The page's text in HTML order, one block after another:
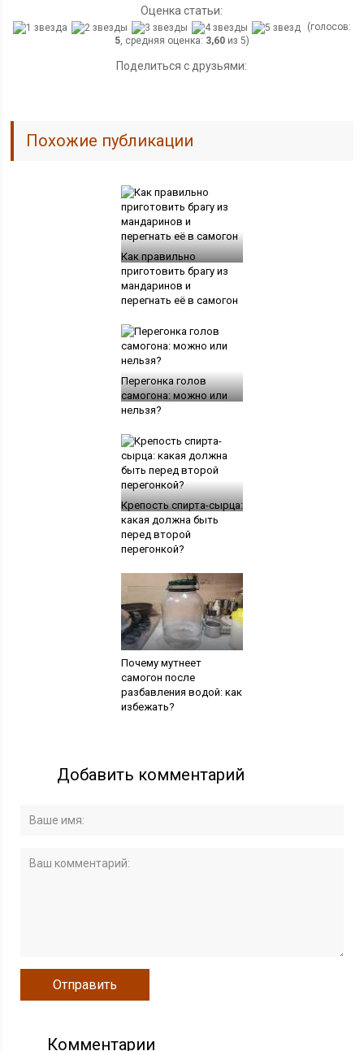
Оценка статьи:
(голосов:
5, средняя оценка: 3,60из 5)
Поделиться с друзьями:
Похожие публикации
Как правильно
приготовить брагу из
мандаринов и
перегнать её в самогон
Перегонка голов
самогона: можно или
нельзя?
Крепость спирта-сырца:
какая должна быть
перед второй
перегонкой?
Почему мутнеет
самогон после
разбавления водой: как
избежать?
Добавить комментарий
Комментарии